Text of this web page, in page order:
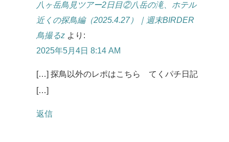
八ヶ岳鳥見ツアー2日目②八岳の滝、ホテル
近くの探鳥編（2025.4.27）｜週末BIRDER
鳥撮るz より:
2025年5月4日 8:14 AM
[…] 探鳥以外のレポはこちら てくパチ日記
[…]
返信